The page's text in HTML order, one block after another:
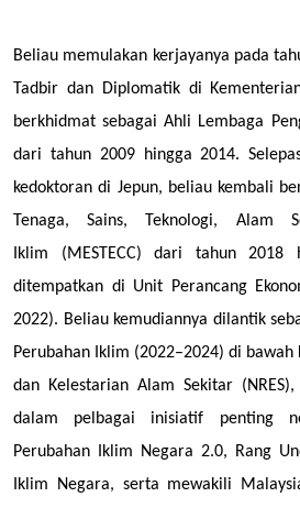
Beliau memulakan kerjayanya pada
Tadbir dan Diplomatik di
berkhidmat sebagai Ahli Lembaga
dari tahun 2009 hingga 2014.
kedoktoran di Jepun, beliau kembali
Tenaga, Sains, Teknologi, Alam
Iklim (MESTECC) dari tahun2018
ditempatkan di Unit Perancang
2022). Beliau kemudiannya dilantik
Perubahan Iklim (2022–2024) di
dan Kelestarian Alam Sekitar
dalam pelbagai inisiatif penting
Perubahan Iklim Negara 2.0, Rang
Iklim Negara, serta mewakili